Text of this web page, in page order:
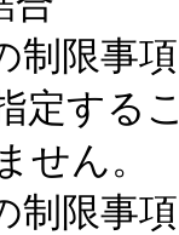
制限事
定する
せん。
制限事